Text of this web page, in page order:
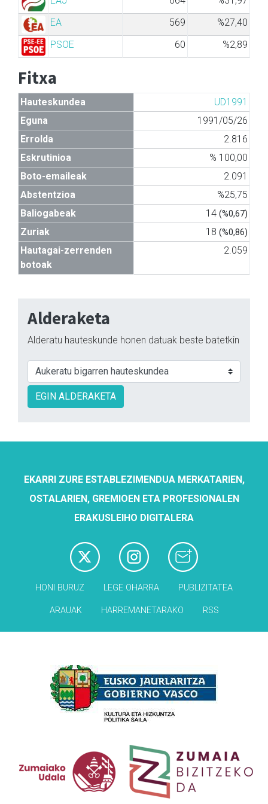
EA
569
%27,40
PSOE
60 %2,89
Fitxa
Hauteskundea
UD1991
Eguna
1991/05/26
Errolda
2.816
Eskrutinioa
% 100,00
Boto-emaileak
2.091
Abstentzioa
%25,75
Baliogabeak
14 (%0,67)
Zuriak 18 (%0,86)
Hautagai-zerrenden
botoak
2.059
Alderaketa
Alderatu hauteskunde honen datuak beste batetkin
EGIN ALDERAKETA
EKARRI ZURE ESTABLEZIMENDUA MERKATARIEN,
OSTALARIEN, GREMIOEN ETA PROFESIONALEN
ERAKUSLEIHO DIGITALERA
HONI BURUZ LEGE OHARRA PUBLIZITATEA
ARAUAK HARREMANETARAKO RSS